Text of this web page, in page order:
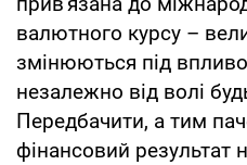
валютного курсу –
змінюються під
незалежно від волі
Передбачити, а тим
фінансовий результат